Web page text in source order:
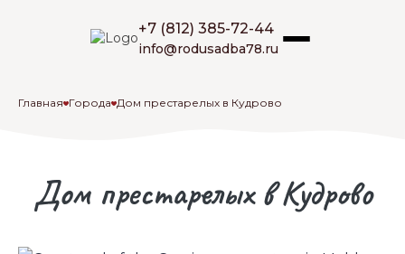
Родительская Усадьба
Пансионат для пожилых людей «Родительская
+7 (812) 385-72-44
info@rodusadba78.ru
Главная Города Дом престарелых в Кудрово
Дом престарелых в Кудрово